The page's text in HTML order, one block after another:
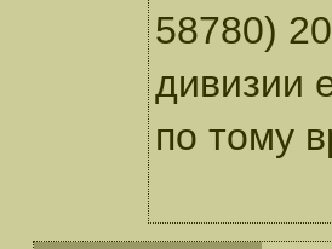
58780)
дивизии
по тому